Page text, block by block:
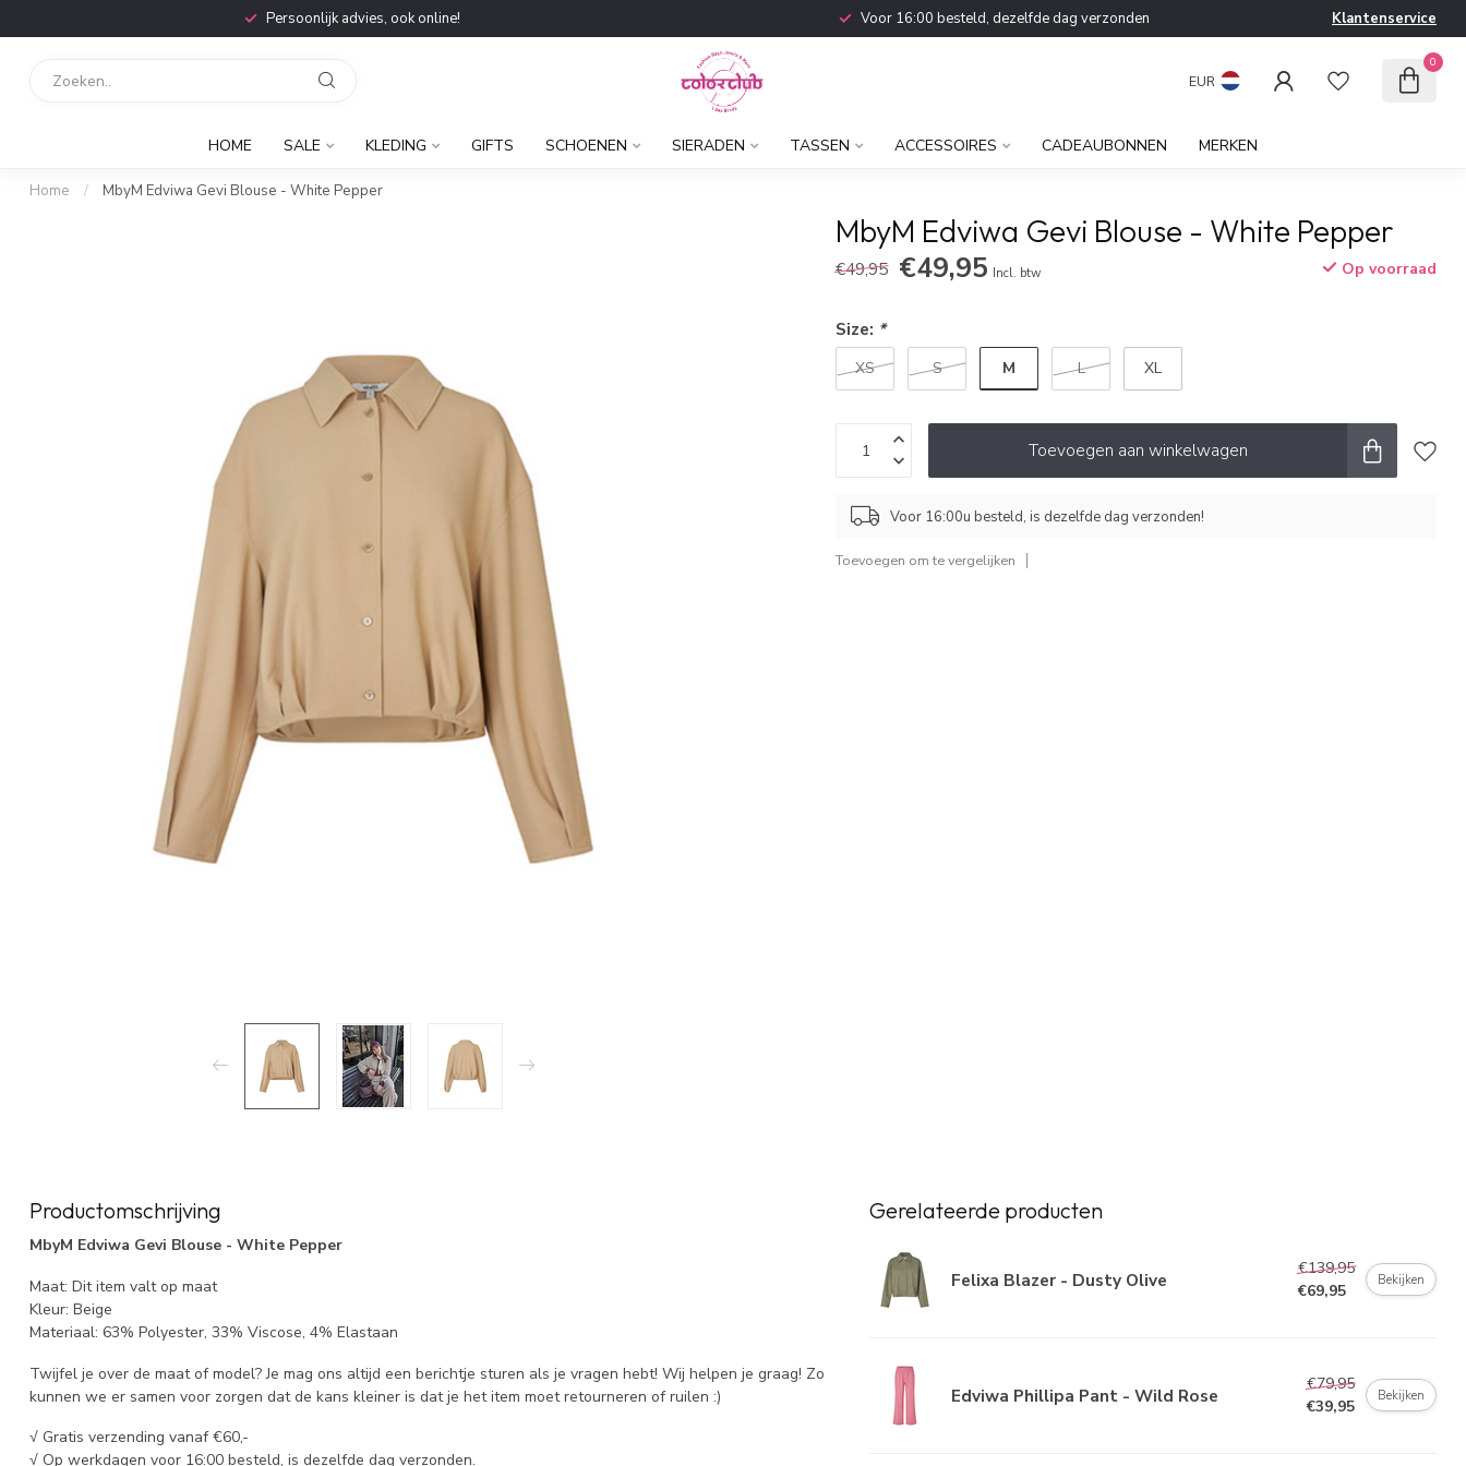
Persoonlijk advies, ook online! Voor 16:00 besteld, dezelfde dag verzonden Klantenservice
EUR
0
HOME SALE KLEDING GIFTS SCHOENEN SIERADEN TASSEN ACCESSOIRES CADEAUBONNEN MERKEN
Home / MbyM Edviwa Gevi Blouse - White Pepper
MbyM Edviwa Gevi Blouse - White Pepper
€49,95 €49,95 Incl. btw Op voorraad
Size: *
XS S M L XL
Toevoegen aan winkelwagen
Voor 16:00u besteld, is dezelfde dag verzonden!
Toevoegen om te vergelijken
Productomschrijving
MbyM Edviwa Gevi Blouse - White Pepper
Maat: Dit item valt op maat
Kleur: Beige
Materiaal: 63% Polyester, 33% Viscose, 4% Elastaan
Twijfel je over de maat of model? Je mag ons altijd een berichtje sturen als je vragen hebt! Wij helpen je graag! Zo
kunnen we er samen voor zorgen dat de kans kleiner is dat je het item moet retourneren of ruilen :)
√ Gratis verzending vanaf €60,-
√ Op werkdagen voor 16:00 besteld, is dezelfde dag verzonden.
Gerelateerde producten
Felixa Blazer - Dusty Olive
€139,95
€69,95
Bekijken
Edviwa Phillipa Pant - Wild Rose
€79,95
€39,95
Bekijken